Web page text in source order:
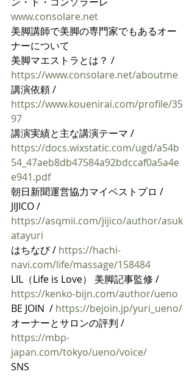
www.consolare.net
美脚講師で美脚の専門家でもあるオー
ナーについて
美脚マエストラとは？ /
https://www.consolare.net/aboutme
講演依頼 /
https://www.kouenirai.com/profile/35
97
講演実績と主な講演テーマ /
https://docs.wixstatic.com/ugd/a54b
54_47aeb8db47584a92bdccaf0a5a4e
e941.pdf
朝日新聞運営協力マイベストプロ /
JIJICO /
https://asqmii.com/jijico/author/asuk
atayuri
はちなび / https://hachi-
navi.com/life/massage/158484
LIL（Life is Love） 美脚記事監修 /
https://kenko-bijn.com/author/ueno
BE JOIN  / https://bejoin.jp/yuri_ueno/
オーナーとサロンの評判 /
https://mbp-
japan.com/tokyo/ueno/voice/
SNS